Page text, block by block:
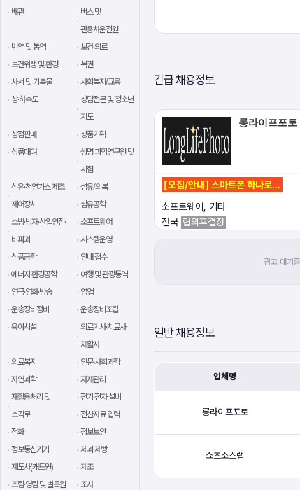
배관
버스 및
관용차운전원
번역 및 통역
보건·의료
보건위생 및 환경
복권
사서 및 기록물
사회복지/교육
상·하수도
상담전문 및 청소년
지도
상점판매
상품기획
상품대여
생명 과학연구원 및
시험
석유·천연가스 제조
제어장치
섬유/의복
섬유공학
소방·방재·산업안전·
비파괴
소프트웨어
시스템운영
식품공학
안내·접수
에너지·환경공학
여행 및 관광통역
연극·영화·방송
영업
운송장비정비
운송장비조립
육아시설
의료기사·치료사·
재활사
의료복지
인문·사회과학
자연과학
자재관리
재활용처리 및
소각로
전기·전자 설비
전산자료 입력
전화
정보보안
정보통신기기
제과·제빵
제도사(캐드원)
제조
조림·영림 및 벌목원
조사
긴급 채용정보
롱라이프포토
[모집/안내] 스마트폰 하나로…
소프트웨어, 기타
전국 협의후결정
일반 채용정보
업체명
롱라이프포토
쇼츠소스랩